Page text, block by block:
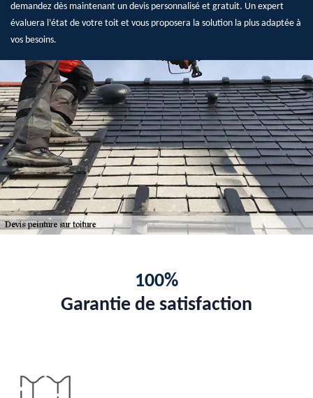
demandez dès maintenant un devis personnalisé et gratuit. Un expert
évaluera l’état de votre toit et vous proposera la solution la plus adaptée à
vos besoins.
100%
Garantie de satisfaction